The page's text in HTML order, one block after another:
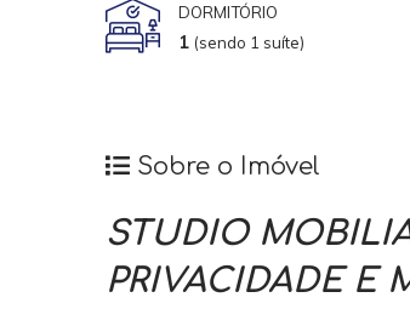
DORMITÓRIO
1 (sendo 1 suíte)
Sobre o Imóvel
STUDIO
PRIVACIDADE E